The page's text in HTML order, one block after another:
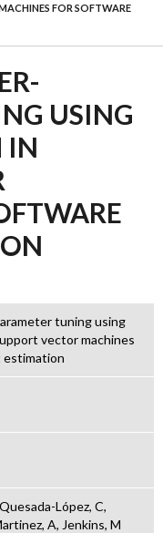
FOR SOFTWARE
USING
IN
tuning using
vector machines
López, C,
A, Jenkins, M